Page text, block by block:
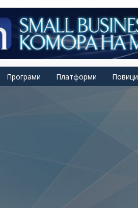
Програми Платформи Повици